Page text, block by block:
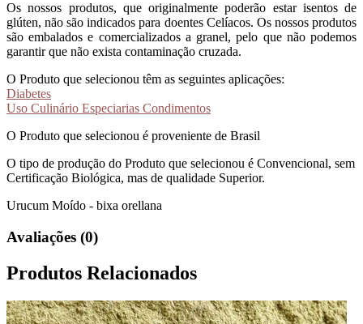
Os nossos produtos, que originalmente poderão estar isentos de
glúten, não são indicados para doentes Celíacos. Os nossos produtos
são embalados e comercializados a granel, pelo que não podemos
garantir que não exista contaminação cruzada.
O Produto que selecionou têm as seguintes aplicações:
Diabetes
Uso Culinário Especiarias Condimentos
O Produto que selecionou é proveniente de Brasil
O tipo de produção do Produto que selecionou é Convencional, sem
Certificação Biológica, mas de qualidade Superior.
Urucum Moído - bixa orellana
Avaliações (0)
Produtos Relacionados